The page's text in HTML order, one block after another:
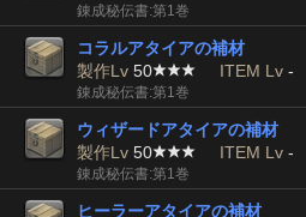
錬成秘伝書:第1巻
コラルアタイアの補材
製作Lv 50 ITEM Lv -
錬成秘伝書:第1巻
ウィザードアタイアの補材
製作Lv 50 ITEM Lv -
錬成秘伝書:第1巻
ヒーラーアタイアの補材